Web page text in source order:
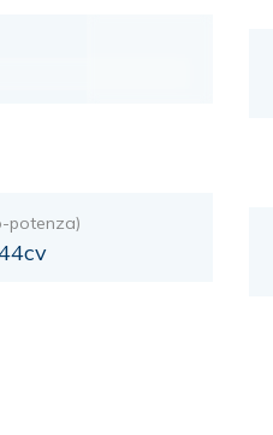
potenza)